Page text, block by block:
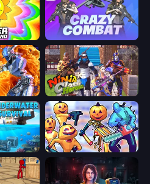
Crazy Combat
Ninja Clash Heroes
Underwater Survival: Deep Dive Halloween Chainsaw Massacre